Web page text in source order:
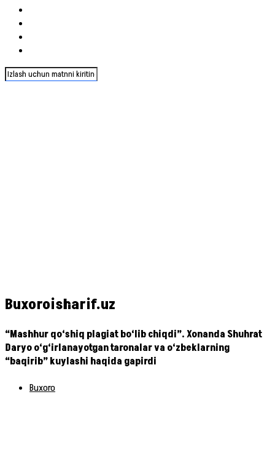
Buxoroisharif.uz
“Mashhur qo‘shiq plagiat bo‘lib chiqdi”. Xonanda Shuhrat
Daryo o‘g‘irlanayotgan taronalar va o‘zbeklarning
“baqirib” kuylashi haqida gapirdi
Buxoro